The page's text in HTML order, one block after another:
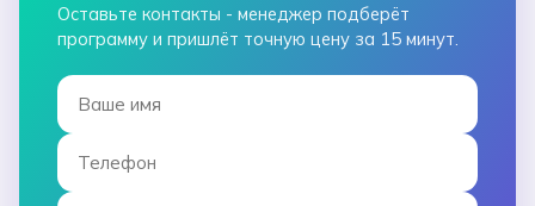
ни взрослых!
прощаемся!
Оставьте контакты - менеджер подберёт
программу и пришлёт точную цену за 15 минут.